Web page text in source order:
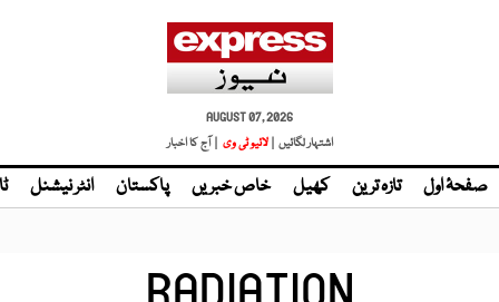
AUGUST 07, 2026
اشتہار لگائیں |
| آج کا اخبار
صفحۂ اول تازہ ترین کھیل خاص خبریں پاکستان انٹر نیشنل